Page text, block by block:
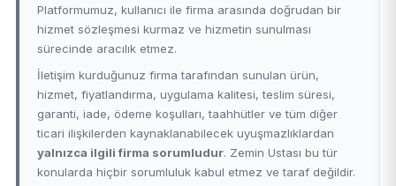
Platformumuz, kullanıcı ile firma arasında doğrudan bir
hizmet sözleşmesi kurmaz ve hizmetin sunulması
sürecinde aracılık etmez.
İletişim kurduğunuz firma tarafından sunulan ürün,
hizmet, fiyatlandırma, uygulama kalitesi, teslim süresi,
garanti, iade, ödeme koşulları, taahhütler ve tüm diğer
ticari ilişkilerden kaynaklanabilecek uyuşmazlıklardan
yalnızca ilgili firma sorumludur. Zemin Ustası bu tür
konularda hiçbir sorumluluk kabul etmez ve taraf değildir.